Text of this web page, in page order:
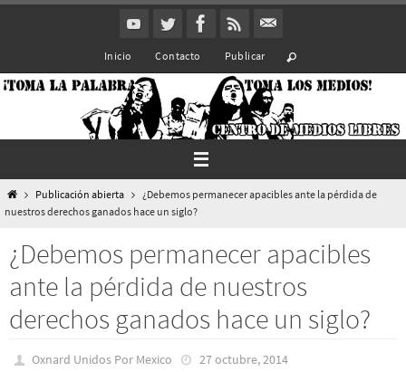
Inicio Contacto Publicar
InicioPublicación abierta
¿Debemos permanecer apacibles ante la pérdida de
nuestros derechos ganados hace un siglo?
¿Debemos permanecer apacibles
ante la pérdida de nuestros
derechos ganados hace un siglo?
Oxnard Unidos Por Mexico
27 octubre, 2014